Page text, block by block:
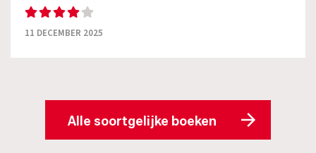
11 DECEMBER 2025
Alle soortgelijke boeken